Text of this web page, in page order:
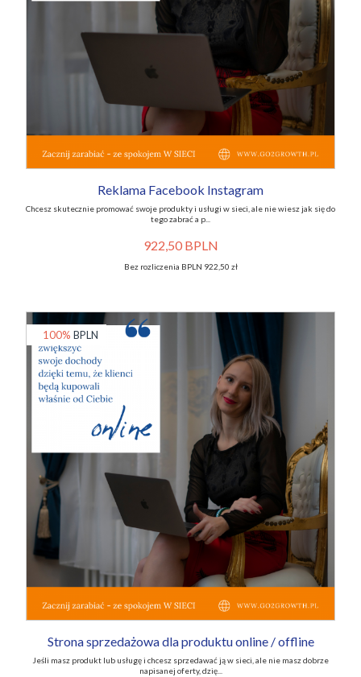
Reklama Facebook Instagram
Chcesz skutecznie promować swoje produkty i usługi w sieci, ale nie wiesz jak się do
tego zabrać a p...
922,50 BPLN
Bez rozliczenia BPLN 922,50 zł
100% BPLN
Strona sprzedażowa dla produktu online / offline
Jeśli masz produkt lub usługę i chcesz sprzedawać ją w sieci, ale nie masz dobrze
napisanej oferty, dzię...